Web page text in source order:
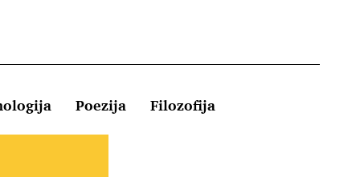
Poezija Filozofija